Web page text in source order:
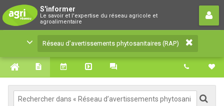
S'informer
Le savoir et l'expertise du réseau agricole et
agroalimentaire
Réseau d’avertissements
phytosanitaires (RAP)
Le savoir et l'expertise du réseau agricole et
agroalimentaire
Réseau d’avertissements phytosanitaires (RAP)